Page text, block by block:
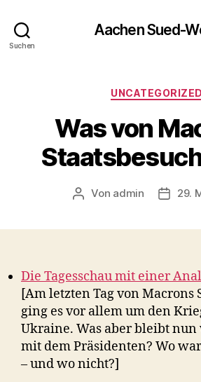
Suchen
Aachen Sued-
UNCATEGORIZED
Was von
Beitragsautor
Von admin 29.
Die Tagesschau mit einer
[Am letzten Tag von Macrons
ging es vor allem um den
Ukraine. Was aber bleibt
mit dem Präsidenten? Wo
– und wo nicht?]